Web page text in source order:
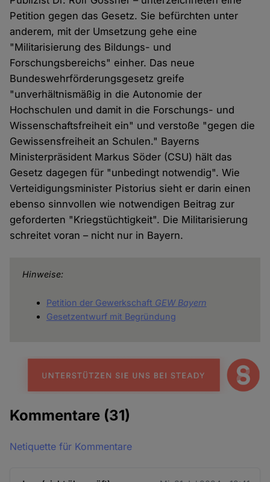
Petition gegen das Gesetz. Sie befürchten unter
anderem, mit der Umsetzung gehe eine
"Militarisierung des Bildungs- und
Forschungsbereichs" einher. Das neue
Bundeswehrförderungsgesetz greife
"unverhältnismäßig in die Autonomie der
Hochschulen und damit in die Forschungs- und
Wissenschaftsfreiheit ein" und verstoße "gegen die
Gewissensfreiheit an Schulen." Bayerns
Ministerpräsident Markus Söder (CSU) hält das
Gesetz dagegen für "unbedingt notwendig". Wie
Verteidigungsminister Pistorius sieht er darin einen
ebenso sinnvollen wie notwendigen Beitrag zur
geforderten "Kriegstüchtigkeit". Die Militarisierung
schreitet voran – nicht nur in Bayern.
Hinweise:
Petition der Gewerkschaft GEW Bayern
Gesetzentwurf mit Begründung
Kommentare (31)
Netiquette für Kommentare